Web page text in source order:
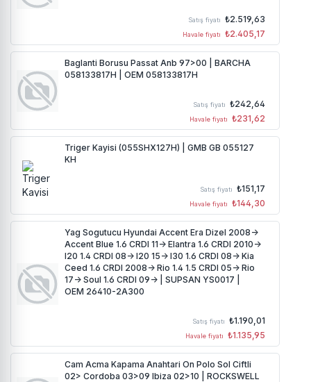
Satış fiyatı ₺2.519,63
Havale fiyatı ₺2.405,17
Baglanti Borusu Passat Anb 97>00 | BARCHA
058133817H | OEM 058133817H
Satış fiyatı ₺242,64
Havale fiyatı ₺231,62
Triger Kayisi (055SHX127H) | GMB GB 055127
KH
Satış fiyatı ₺151,17
Havale fiyatı ₺144,30
Yag Sogutucu Hyundai Accent Era Dizel 2008->
Accent Blue 1.6 CRDI 11-> Elantra 1.6 CRDI 2010->
I20 1.4 CRDI 08-> I20 15-> I30 1.6 CRDI 08-> Kia
Ceed 1.6 CRDI 2008-> Rio 1.4 1.5 CRDI 05-> Rio
17-> Soul 1.6 CRDI 09-> | SUPSAN YS0017 |
OEM 26410-2A300
Satış fiyatı ₺1.190,01
Havale fiyatı ₺1.135,95
Cam Acma Kapama Anahtari On Polo Sol Ciftli
02> Cordoba 03>09 Ibiza 02>10 | ROCKSWELL